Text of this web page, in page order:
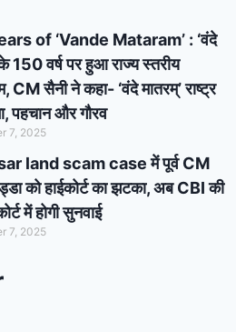
of ‘Vande Mataram’ : ‘वंदे
150 वर्ष पर हुआ राज्य स्तरीय
CM सैनी ने कहा- ‘वंदे मातरम्’ राष्ट्र
पहचान और गौरव
7, 2025
land scam case में पूर्व CM
को हाईकोर्ट का झटका, अब CBI की
में होगी सुनवाई
7, 2025